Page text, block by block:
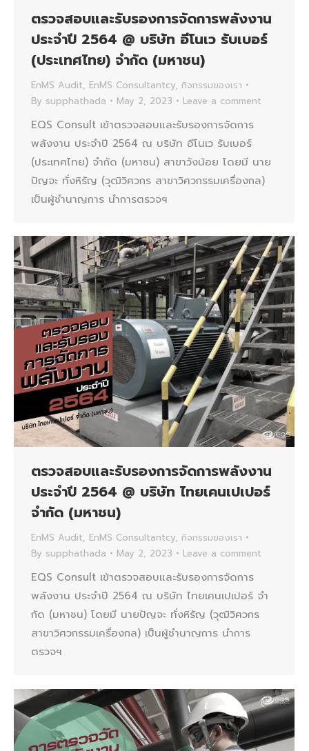
ตรวจสอบและรับรองการจัดการพลังงาน
ประจำปี 2564 @ บริษัท อีโนเว รับเบอร์
(ประเทศไทย) จำกัด (มหาชน)
EnMS Audit, EnMS Consultantcy, กิจกรรมของเรา
By supphathada May 2, 2023 Leave a comment
EQS Consult เข้าตรวจสอบและรับรองการจัดการ
พลังงาน ประจำปี 2564 ณ บริษัท อีโนเว รับเบอร์
(ประเทศไทย) จำกัด (มหาชน) สาขาวังน้อย โดยมี นาย
ปัญจะ ทั่งหิรัญ (วุฒิวิศวกร สาขาวิศวกรรมเครื่องกล)
เป็นผู้ชำนาญการ นำการตรวจฯ
ตรวจสอบและรับรองการจัดการพลังงาน
ประจำปี 2564 @ บริษัท ไทยเคนเปเปอร์
จํากัด (มหาชน)
EnMS Audit, EnMS Consultantcy, กิจกรรมของเรา
By supphathada May 2, 2023 Leave a comment
EQS Consult เข้าตรวจสอบและรับรองการจัดการ
พลังงาน ประจำปี 2564 ณ บริษัท ไทยเคนเปเปอร์ จํา
กัด (มหาชน) โดยมี นายปัญจะ ทั่งหิรัญ (วุฒิวิศวกร
สาขาวิศวกรรมเครื่องกล) เป็นผู้ชำนาญการ นำการ
ตรวจฯ